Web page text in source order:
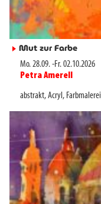
► Mut zur Farbe
Mo. 28.09.-Fr. 02.10.2026
Petra Amerell
abstrakt,Acryl , Farbmalerei